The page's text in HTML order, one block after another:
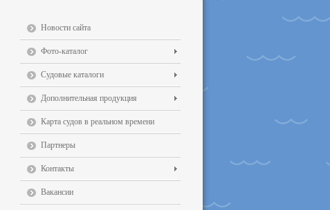
Новости сайта
Фото-каталог
Судовые каталоги
Дополнительная продукция
Карта судов в реальном времени
Партнеры
Контакты
Вакансии